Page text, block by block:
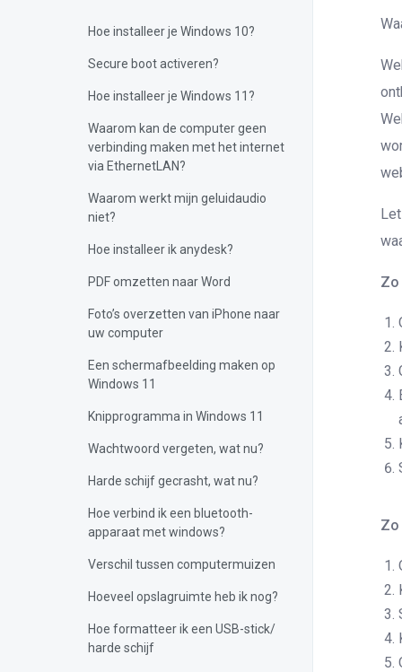
Hoe installeer je Windows 10?
Secure boot activeren?
Hoe installeer je Windows 11?
Waarom kan de computer geen
verbinding maken met het internet
via EthernetLAN?
Waarom werkt mijn geluidaudio
niet?
Hoe installeer ik anydesk?
PDF omzetten naar Word
Foto’s overzetten van iPhone naar
uw computer
Een schermafbeelding maken op
Windows 11
Knipprogramma in Windows 11
Wachtwoord vergeten, wat nu?
Harde schijf gecrasht, wat nu?
Hoe verbind ik een bluetooth-
apparaat met windows?
Verschil tussen computermuizen
Hoeveel opslagruimte heb ik nog?
Hoe formatteer ik een USB-stick/
harde schijf
Zo
Zo